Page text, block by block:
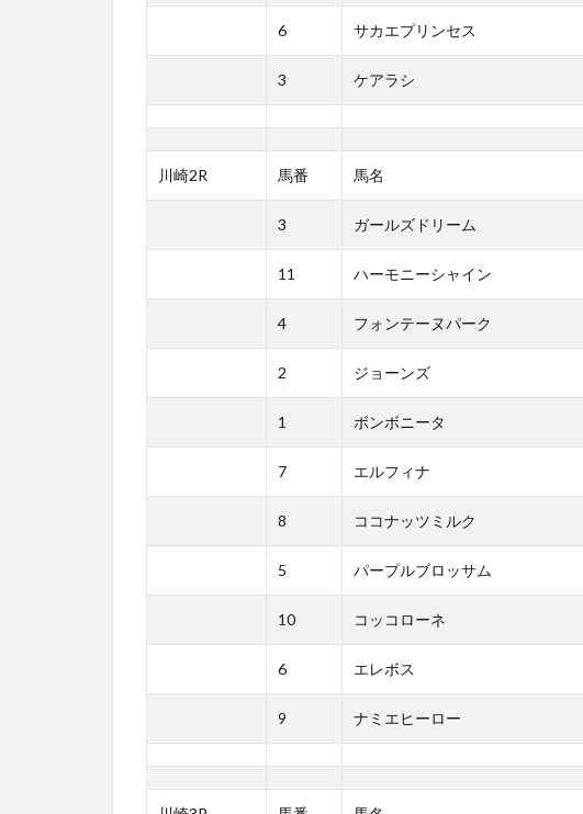
6 サカエプリンセス
3 ケアラシ
川崎2R 馬番 馬名
3 ガールズドリーム
11 ハーモニーシャイン
4 フォンテーヌパーク
2 ジョーンズ
1 ボンボニータ
7 エルフィナ
8 ココナッツミルク
5 パープルブロッサム
10 コッコローネ
6 エレボス
9 ナミエヒーロー